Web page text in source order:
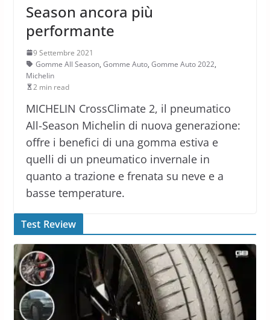
Season ancora più
performante
9 Settembre 2021
Gomme All Season, Gomme Auto, Gomme Auto 2022,
Michelin
2 min read
MICHELIN CrossClimate 2, il pneumatico
All-Season Michelin di nuova generazione:
offre i benefici di una gomma estiva e
quelli di un pneumatico invernale in
quanto a trazione e frenata su neve e a
basse temperature.
Test Review